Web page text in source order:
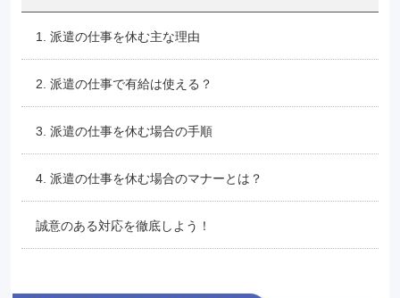
1. 派遣の仕事を休む主な理由
2. 派遣の仕事で有給は使える？
3. 派遣の仕事を休む場合の手順
4. 派遣の仕事を休む場合のマナーとは？
誠意のある対応を徹底しよう！